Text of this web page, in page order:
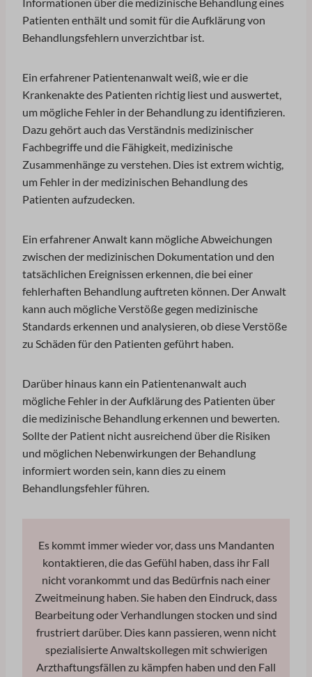
Patienten enthält und somit für die Aufklärung von
Behandlungsfehlern unverzichtbar ist.
Ein erfahrener Patientenanwalt weiß, wie er die
Krankenakte des Patienten richtig liest und auswertet,
um mögliche Fehler in der Behandlung zu identifizieren.
Dazu gehört auch das Verständnis medizinischer
Fachbegriffe und die Fähigkeit, medizinische
Zusammenhänge zu verstehen. Dies ist extrem wichtig,
um Fehler in der medizinischen Behandlung des
Patienten aufzudecken.
Ein erfahrener Anwalt kann mögliche Abweichungen
zwischen der medizinischen Dokumentation und den
tatsächlichen Ereignissen erkennen, die bei einer
fehlerhaften Behandlung auftreten können. Der Anwalt
kann auch mögliche Verstöße gegen medizinische
Standards erkennen und analysieren, ob diese Verstöße
zu Schäden für den Patienten geführt haben.
Darüber hinaus kann ein Patientenanwalt auch
mögliche Fehler in der Aufklärung des Patienten über
die medizinische Behandlung erkennen und bewerten.
Sollte der Patient nicht ausreichend über die Risiken
und möglichen Nebenwirkungen der Behandlung
informiert worden sein, kann dies zu einem
Behandlungsfehler führen.
Es kommt immer wieder vor, dass uns Mandanten
kontaktieren, die das Gefühl haben, dass ihr Fall
nicht vorankommt und das Bedürfnis nach einer
Zweitmeinung haben. Sie haben den Eindruck, dass
Bearbeitung oder Verhandlungen stocken und sind
frustriert darüber. Dies kann passieren, wenn nicht
spezialisierte Anwaltskollegen mit schwierigen
Arzthaftungsfällen zu kämpfen haben und den Fall